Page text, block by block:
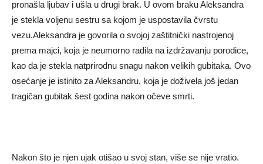
pronašla ljubav i ušla u drugi brak. U ovom braku Aleksandra
je stekla voljenu sestru sa kojom je uspostavila čvrstu
vezu.Aleksandra je govorila o svojoj zaštitnički nastrojenoj
prema majci, koja je neumorno radila na izdržavanju porodice,
kao da je stekla natprirodnu snagu nakon velikih gubitaka. Ovo
osećanje je istinito za Aleksandru, koja je doživela još jedan
tragičan gubitak šest godina nakon očeve smrti.
Nakon što je njen ujak otišao u svoj stan, više se nije vratio.